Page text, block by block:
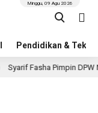
Pendidikan &
Minggu, 09 Agu 2026
Syarif Fasha Pimpin DPW